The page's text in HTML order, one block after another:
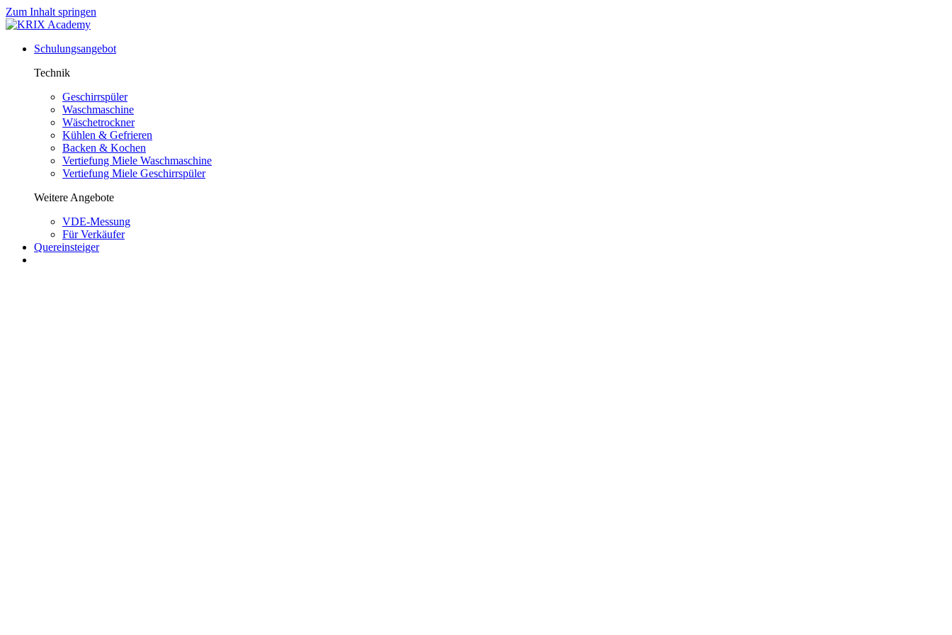
Zum Inhalt springen
Schulungsangebot
Technik
Geschirrspüler
Waschmaschine
Wäschetrockner
Kühlen & Gefrieren
Backen & Kochen
Vertiefung Miele Waschmaschine
Vertiefung Miele Geschirrspüler
Weitere Angebote
VDE-Messung
Für Verkäufer
Quereinsteiger